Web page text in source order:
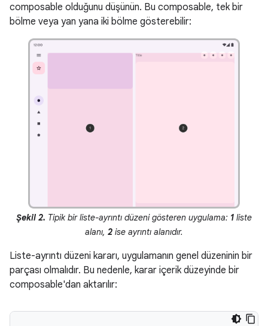
composable olduğunu düşünün. Bu composable, tek bir
bölme veya yan yana iki bölme gösterebilir:
Şekil 2. Tipik bir liste-ayrıntı düzeni gösteren uygulama: 1 liste
alanı, 2 ise ayrıntı alanıdır.
Liste-ayrıntı düzeni kararı, uygulamanın genel düzeninin bir
parçası olmalıdır. Bu nedenle, karar içerik düzeyinde bir
composable'dan aktarılır: